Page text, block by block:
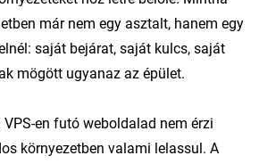
már nem egy asztalt, hanem egy
saját bejárat, saját kulcs, saját
mögött ugyanaz az épület.
VPS-en futó weboldalad nem érzi
környezetben valami lelassul. A